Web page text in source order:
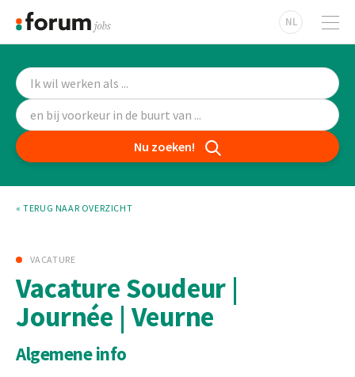
NL
Nu zoeken!
« TERUG NAAR OVERZICHT
VACATURE
Vacature Soudeur |
Journée | Veurne
Algemene info